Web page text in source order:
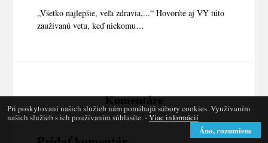
„Všetko najlepšie, veľa zdravia,...“ Hovoríte aj VY túto
zaužívanú vetu, keď niekomu…
Komentáre
Pri poskytovaní našich služieb nám pomáhajú súbory cookies. Využívaním
našich služieb s ich používaním súhlasíte. -Viac informácií
Áno, rozumiem